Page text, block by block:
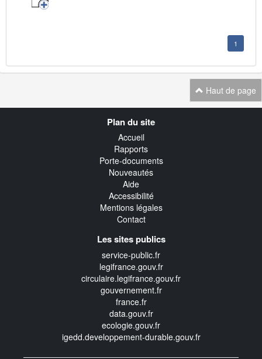
1
Haut de page
Plan du site
Accueil
Rapports
Porte-documents
Nouveautés
Aide
Accessibilité
Mentions légales
Contact
Les sites publics
service-public.fr
legifrance.gouv.fr
circulaire.legifrance.gouv.fr
gouvernement.fr
france.fr
data.gouv.fr
ecologie.gouv.fr
igedd.developpement-durable.gouv.fr